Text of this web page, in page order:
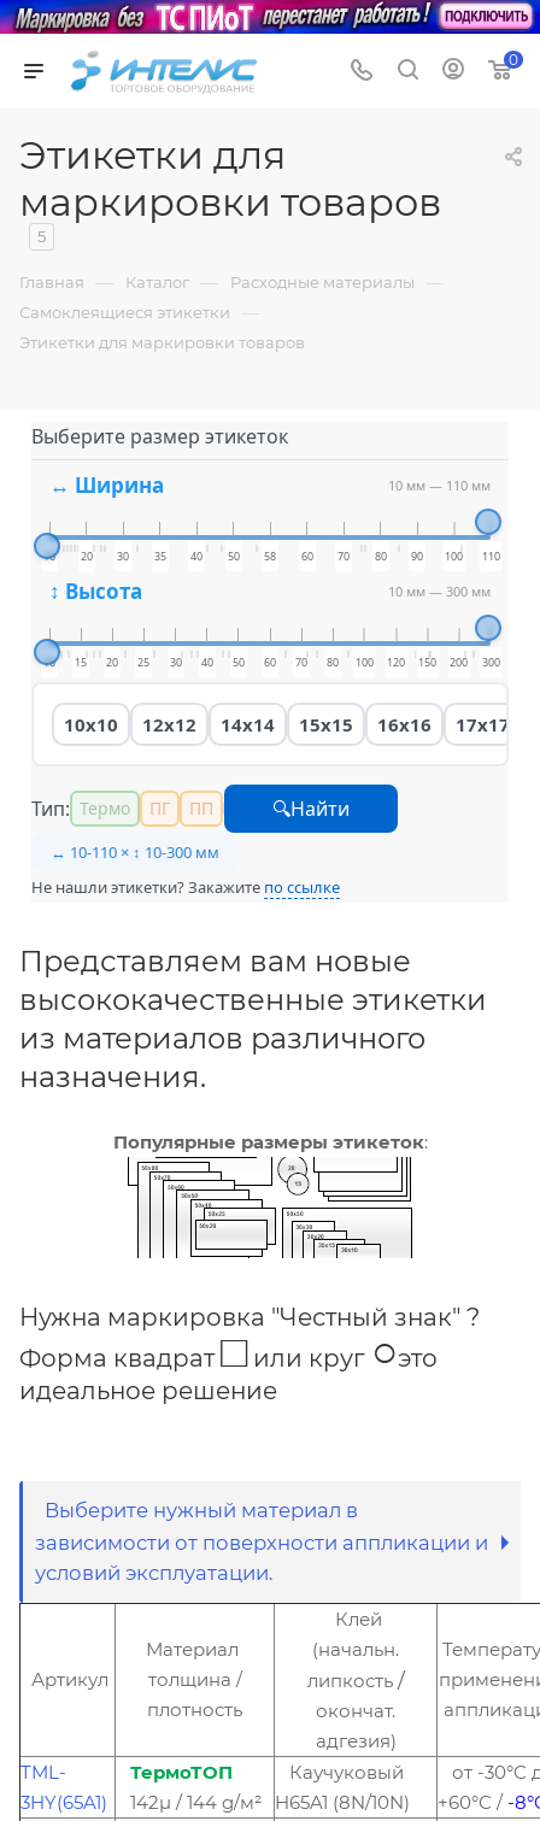
0
Этикетки для
маркировки товаров
5
Главная — Каталог — Расходные материалы —
Самоклеящиеся этикетки —
Этикетки для маркировки товаров
Выберите размер этикеток
↔ Ширина 10 мм — 110 мм
10 20 30 35 40 50 58 60 70 80 90 100 110
↕ Высота 10 мм — 300 мм
10 15 20 25 30 40 50 60 70 80 100 120 150 200 300
10x10 12x12 14x14 15x15 16x16 17x17
Тип: Термо ПГ ПП 🔍Найти
↔ 10-110 × ↕ 10-300 мм
Не нашли этикетки? Закажите по ссылке
Представляем вам новые
высококачественные этикетки
из материалов различного
назначения.
Популярные размеры этикеток:
Нужна маркировка "Честный знак" ?
Форма квадрат□ или круг ○это
идеальное решение
Выберите нужный материал в
зависимости от поверхности аппликации и
условий эксплуатации.
Артикул
Материал
толщина /
плотность
Клей
(начальн.
липкость /
окончат.
адгезия)
TML-
3HY(65A1)
ТермоТОП
142µ / 144 g/м²
Каучуковый
H65A1 (8N/10N)
от -30°C
+60°C / -8